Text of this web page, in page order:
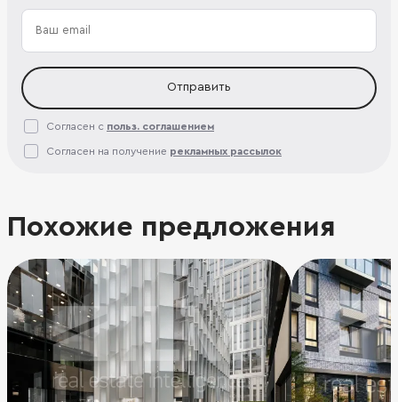
Отправить
Согласен с польз. соглашением
Согласен на получение рекламных рассылок
Похожие предложения